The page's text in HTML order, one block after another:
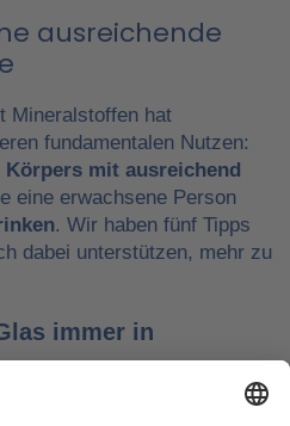
ausreichende
Mineralstoffen hat
fundamentalen Nutzen:
mit ausreichend
eine erwachsene Person
. Wir haben fünf Tipps
dabei unterstützen, mehr zu
immer in
der Freizeit: Wasser